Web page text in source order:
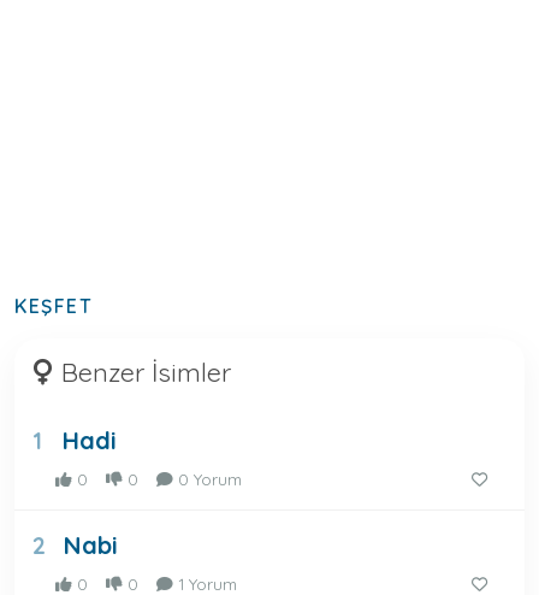
KEŞFET
Benzer İsimler
1 Hadi
0 0 0 Yorum
2 Nabi
0 0 1 Yorum